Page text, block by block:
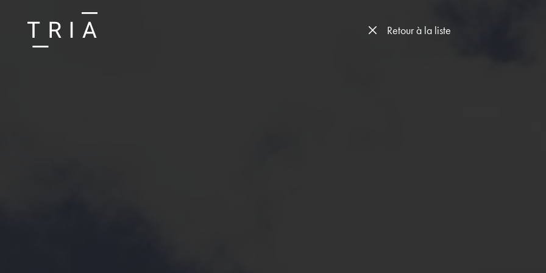
Retour à la liste